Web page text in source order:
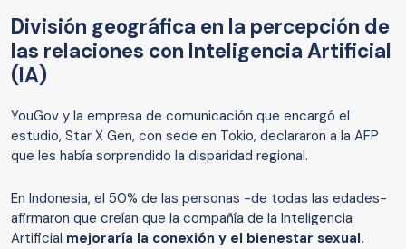
División geográfica en la percepción de
las relaciones con Inteligencia Artificial
(IA)
YouGov y la empresa de comunicación que encargó el
estudio, Star X Gen, con sede en Tokio, declararon a la AFP
que les había sorprendido la disparidad regional.
En Indonesia, el 50% de las personas -de todas las edades-
afirmaron que creían que la compañía de la Inteligencia
Artificial mejoraría la conexión y el bienestar sexual.